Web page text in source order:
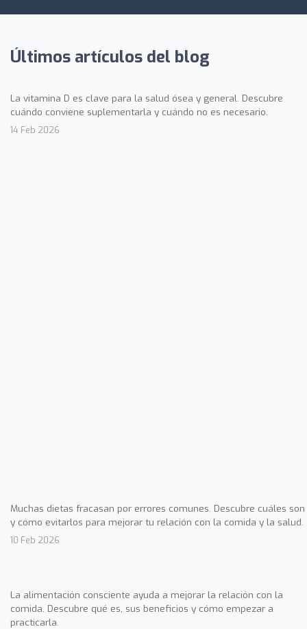
Últimos artículos del blog
La vitamina D es clave para la salud ósea y general. Descubre
cuándo conviene suplementarla y cuándo no es necesario.
14 Feb 2026
Muchas dietas fracasan por errores comunes. Descubre cuáles son
y cómo evitarlos para mejorar tu relación con la comida y la salud.
10 Feb 2026
La alimentación consciente ayuda a mejorar la relación con la
comida. Descubre qué es, sus beneficios y cómo empezar a
practicarla.